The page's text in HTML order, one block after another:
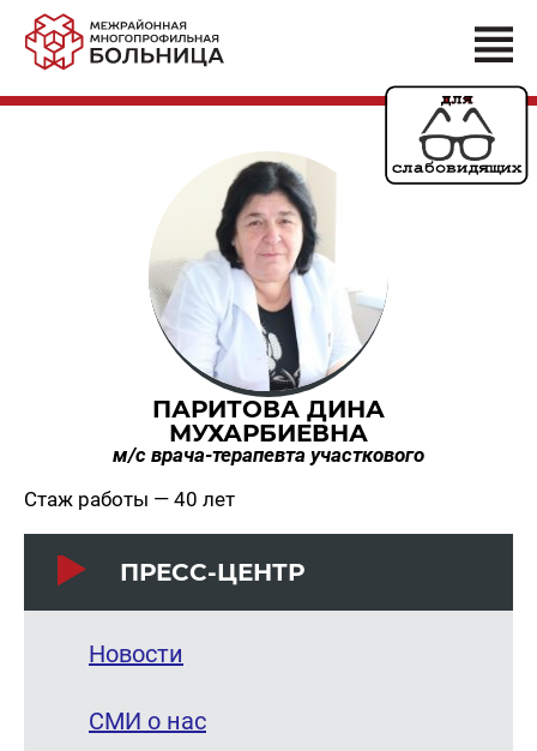
ПАРИТОВА ДИНА
МУХАРБИЕВНА
м/c врача-терапевта участкового
Стаж работы — 40 лет
ПРЕСС-ЦЕНТР
Новости
СМИ о нас